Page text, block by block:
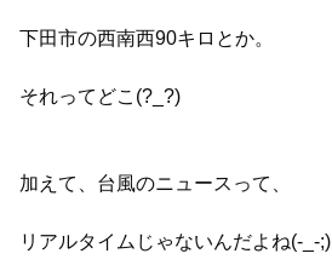
下田市の西南西90キロとか。
それってどこ(?_?)
加えて、台風のニュースって、
リアルタイムじゃないんだよね(-_-;)